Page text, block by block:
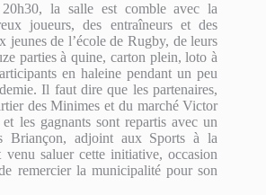
la salle est comble avec la
joueurs, des entraîneurs et des
jeunes de l’école de Rugby, de leurs
parties à quine, carton plein, loto à
en haleine pendant un peu
Il faut dire que les partenaires,
des Minimes et du marché Victor
les gagnants sont repartis avec un
Briançon, adjoint aux Sports à la
saluer cette initiative, occasion
remercier la municipalité pour son